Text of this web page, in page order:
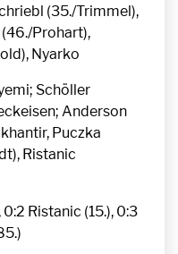
(35./Trimmel),
Prohart),
Nyarko
Schöller
Anderson
Puczka
Ristanic
Ristanic (15.), 0:3